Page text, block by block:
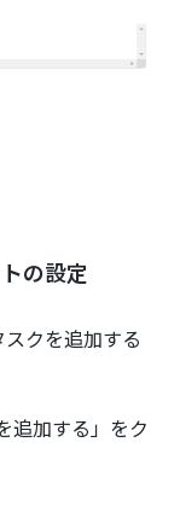
の設定
クを追加する
追加する」をク